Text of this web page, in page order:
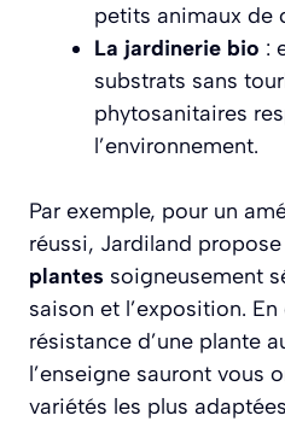
petits animaux de
La jardinerie bio :
substrats sans
phytosanitaires
l’environnement.
Par exemple, pour un
réussi, Jardiland
plantes soigneusement
saison et l’exposition.
résistance d’une plante
l’enseigne sauront vous
variétés les plus